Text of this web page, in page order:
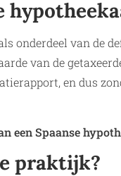
onderdeel van de
van de
en dus
een Spaanse
praktijk?